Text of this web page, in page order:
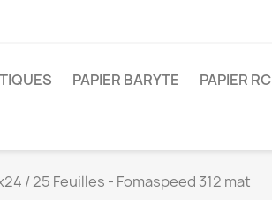
PAPIER BARYTE PAPIER RC
/ 25 Feuilles - Fomaspeed 312 mat